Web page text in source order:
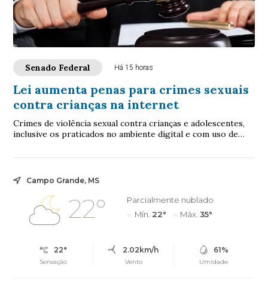
Senado Federal Há 15 horas
Lei aumenta penas para crimes sexuais
contra crianças na internet
Crimes de violência sexual contra crianças e adolescentes,
inclusive os praticados no ambiente digital e com uso de
Campo Grande, MS
22°
Parcialmente nublado
Mín. 22° Máx. 35°
22°
Sensação
2.02km/h
Vento
61%
Umidade